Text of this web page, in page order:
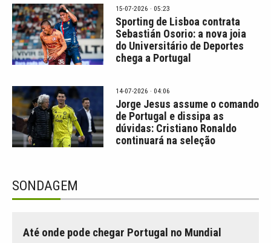
15-07-2026 · 05:23
Sporting de Lisboa contrata
Sebastián Osorio: a nova joia
do Universitário de Deportes
chega a Portugal
14-07-2026 · 04:06
Jorge Jesus assume o comando
de Portugal e dissipa as
dúvidas: Cristiano Ronaldo
continuará na seleção
SONDAGEM
Até onde pode chegar Portugal no Mundial